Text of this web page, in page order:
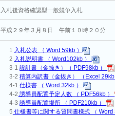
入札後資格確認型一般競争入札
平成２９年３月８日 午前１０時２０分
1 入札公表 （ Word 59kb ）
2 入札説明書 （ Word102kb ）
3-1設計書（金抜き）（ PDF98kb ）
3-2積算内訳書（金抜き） （Excel
4-1 仕様書 （ Word 32kb ）
4-2 誘導員配置予定人数 （ PDF56kb ）
4-3誘導員配置場所 （ PDF210kb ）
5 仕様書等に関する質問書様式 （